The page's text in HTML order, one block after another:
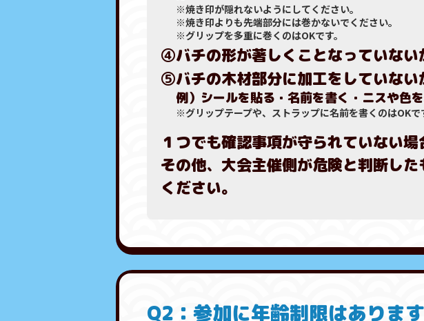
※焼き印が隠れないようにしてください。
※焼き印よりも先端部分には巻かないでください。
※グリップを多重に巻くのはOKです。
④バチの形が著しくことなっていない
⑤バチの木材部分に加工をしていない
例）シールを貼る・名前を書く・ニスや色
※グリップテープや、ストラップに名前を書くのはOKで
１つでも確認事項が守られていない
その他、大会主催側が危険と判断し
ください。
Q2：参加に年齢制限はありま